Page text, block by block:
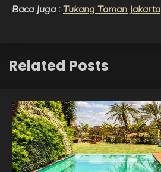
Baca Juga : Tukang Taman Jakarta
Related Posts